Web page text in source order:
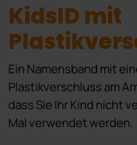
KidsID mit
Ein Namensband mit
Plastikverschluss am
dass Sie Ihr Kind nicht
Mal verwendet werden.